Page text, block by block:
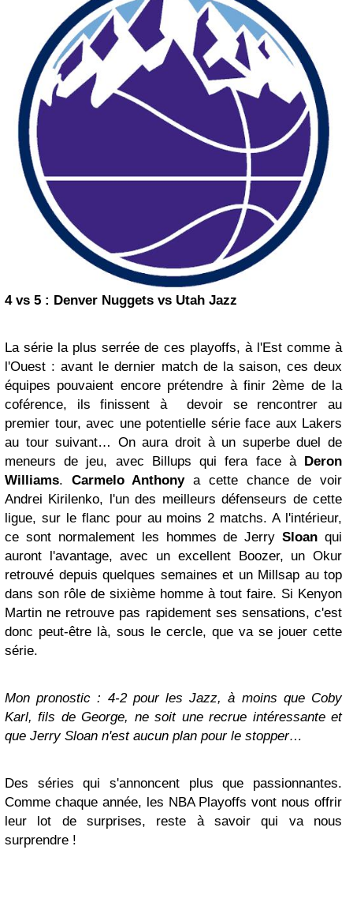
4 vs 5 : Denver Nuggets vs Utah Jazz
La série la plus serrée de ces playoffs, à l'Est comme à
l'Ouest : avant le dernier match de la saison, ces deux
équipes pouvaient encore prétendre à finir 2ème de la
coférence, ils finissent à devoir se rencontrer au
premier tour, avec une potentielle série face aux Lakers
au tour suivant… On aura droit à un superbe duel de
meneurs de jeu, avec Billups qui fera face à
Deron
Williams. Carmelo Anthonya cette chance de voir
Andrei Kirilenko, l'un des meilleurs défenseurs de cette
ligue, sur le flanc pour au moins 2 matchs. A l'intérieur,
ce sont normalement les hommes de JerrySloan qui
auront l'avantage, avec un excellent Boozer, un Okur
retrouvé depuis quelques semaines et un Millsap au top
dans son rôle de sixième homme à tout faire. Si Kenyon
Martin ne retrouve pas rapidement ses sensations, c'est
donc peut-être là, sous le cercle, que va se jouer cette
série.
Mon pronostic : 4-2 pour les Jazz, à moins que Coby
Karl, fils de George, ne soit une recrue intéressante et
que Jerry Sloan n'est aucun plan pour le stopper…
Des séries qui s'annoncent plus que passionnantes.
Comme chaque année, les NBA Playoffs vont nous offrir
leur lot de surprises, reste à savoir qui va nous
surprendre !